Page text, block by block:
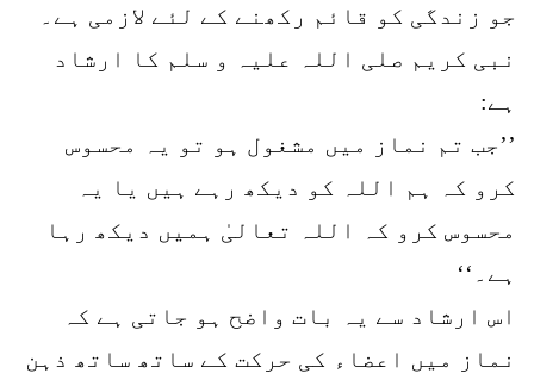
جو زندگی کو قائم رکھنے کے لئے لازمی ہے۔
نبی کریم صلی اللہ علیہ و سلم کا ارشاد
ہے:
’’جب تم نماز میں مشغول ہو تو یہ محسوس
کرو کہ ہم اللہ کو دیکھ رہے ہیں یا یہ
محسوس کرو کہ اللہ تعالیٰ ہمیں دیکھ رہا
ہے۔‘‘
اس ارشاد سے یہ بات واضح ہو جاتی ہے کہ
نماز میں اعضاء کی حرکت کے ساتھ ساتھ ذہن